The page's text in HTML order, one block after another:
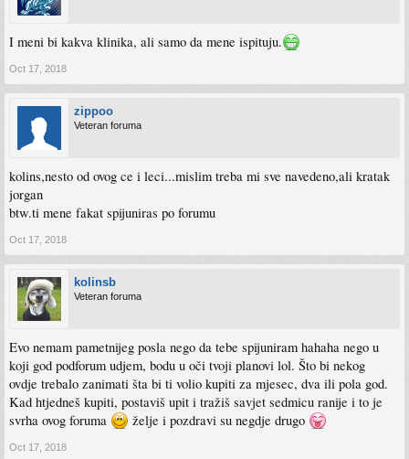
I meni bi kakva klinika, ali samo da mene ispituju.
Oct 17, 2018
zippoo
Veteran foruma
kolins,nesto od ovog ce i leci...mislim treba mi sve navedeno,ali kratak
jorgan
btw.ti mene fakat spijuniras po forumu
Oct 17, 2018
kolinsb
Veteran foruma
Evo nemam pametnijeg posla nego da tebe spijuniram hahaha nego u
koji god podforum udjem, bodu u oči tvoji planovi lol. Što bi nekog
ovdje trebalo zanimati šta bi ti volio kupiti za mjesec, dva ili pola god.
Kad htjedneš kupiti, postaviš upit i tražiš savjet sedmicu ranije i to je
svrha ovog foruma
želje i pozdravi su negdje drugo
Oct 17, 2018